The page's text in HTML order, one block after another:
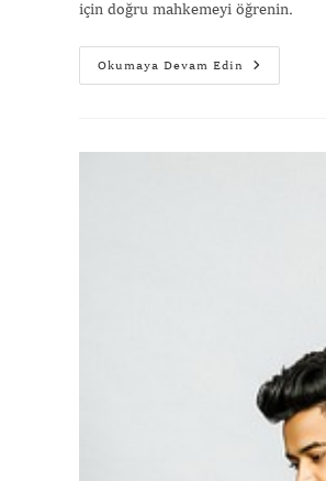
için doğru mahkemeyi öğrenin.
Okumaya Devam Edin